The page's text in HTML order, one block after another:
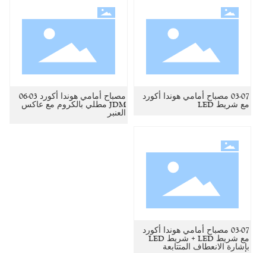
03-07 مصباح أمامي هوندا أكورد
مع شريط LED
مصباح أمامي هوندا أكورد 03-06
JDM مطلي بالكروم مع عاكس
العنبر
03-07 مصباح أمامي هوندا أكورد
مع شريط LED + شريط LED
بإشارة الانعطاف المتتابعة